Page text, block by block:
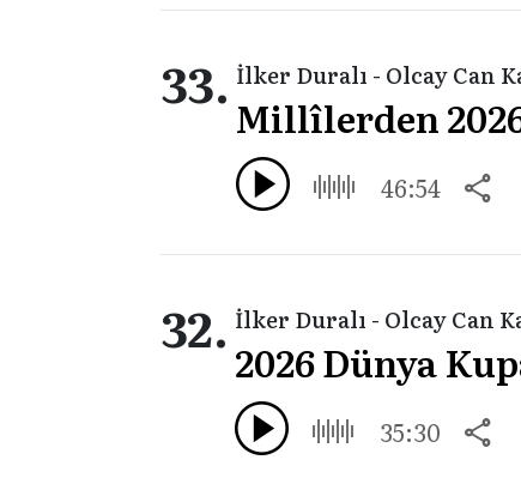
33. İlker Duralı - Olcay Can
Millîlerden
46:54
32. İlker Duralı - Olcay Can
2026 Dünya
35:30